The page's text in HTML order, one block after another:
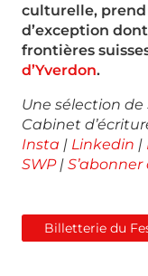
culturelle, prend
d’exception
frontières
d’Yverdon.
Une sélection de
Cabinet
Insta | Linkedin |
SWP| S’abonner
Billetterie du